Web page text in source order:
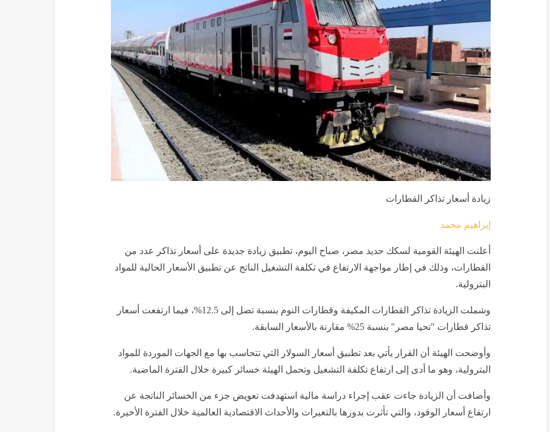
زيادة أسعار تذاكر القطارات
إبراهيم محمد
أعلنت الهيئة القومية لسكك حديد مصر، صباح اليوم، تطبيق زيادة جديدة على أسعار تذاكر عدد من
القطارات، وذلك في إطار مواجهة الارتفاع في تكلفة التشغيل الناتج عن تطبيق الأسعار الحالية للمواد
البترولية.
وشملت الزيادة تذاكر القطارات المكيفة وقطارات النوم بنسبة تصل إلى 12.5%، فيما ارتفعت أسعار
تذاكر قطارات "تحيا مصر" بنسبة 25% مقارنة بالأسعار السابقة.
وأوضحت الهيئة أن القرار يأتي بعد تطبيق أسعار السولار التي تتحاسب بها مع الجهات الموردة للمواد
البترولية، وهو ما أدى إلى ارتفاع تكلفة التشغيل وتحمل الهيئة خسائر كبيرة خلال الفترة الماضية.
وأضافت أن الزيادة جاءت عقب إجراء دراسة مالية استهدفت تعويض جزء من الخسائر الناتجة عن
ارتفاع أسعار الوقود، والتي تأثرت بدورها بالتغيرات والأحداث الاقتصادية العالمية خلال الفترة الأخيرة.